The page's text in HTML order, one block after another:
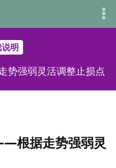
明
势强弱灵活调整止损点
根据走势强弱灵